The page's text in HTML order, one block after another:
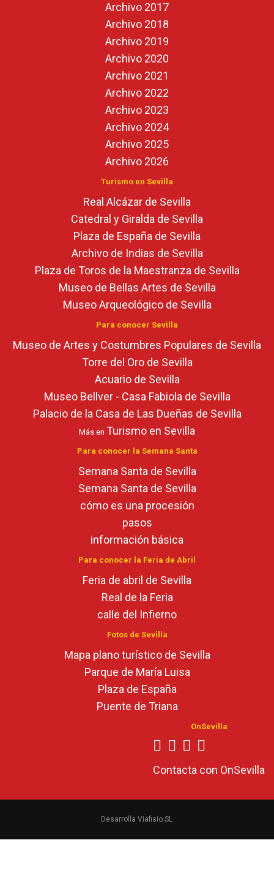
Archivo 2017
Archivo 2018
Archivo 2019
Archivo 2020
Archivo 2021
Archivo 2022
Archivo 2023
Archivo 2024
Archivo 2025
Archivo 2026
Turismo en Sevilla
Real Alcázar de Sevilla
Catedral y Giralda de Sevilla
Plaza de España de Sevilla
Archivo de Indias de Sevilla
Plaza de Toros de la Maestranza de Sevilla
Museo de Bellas Artes de Sevilla
Museo Arqueológico de Sevilla
Para conocer Sevilla
Museo de Artes y Costumbres Populares de Sevilla
Torre del Oro de Sevilla
Acuario de Sevilla
Museo Bellver - Casa Fabiola de Sevilla
Palacio de la Casa de Las Dueñas de Sevilla
Más en Turismo en Sevilla
Para conocer la Semana Santa
Semana Santa de Sevilla
Semana Santa de Sevilla
cómo es una procesión
pasos
información básica
Para conocer la Feria de Abril
Feria de abril de Sevilla
Real de la Feria
calle del Infierno
Fotos de Sevilla
Mapa plano turístico de Sevilla
Parque de María Luisa
Plaza de España
Puente de Triana
OnSevilla
Contacta con OnSevilla
Desarrolla Viafisio SL